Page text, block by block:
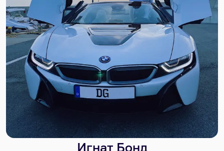
Игнат Бонд